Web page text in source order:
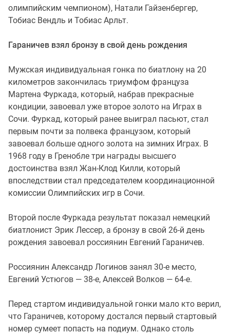
олимпийским чемпионом), Натали Гайзенбергер,
Тобиас Вендль и Тобиас Арльт.
Гараничев взял бронзу в свой день рождения
Мужская индивидуальная гонка по биатлону на 20
километров закончилась триумфом француза
Мартена Фуркада, который, набрав прекрасные
кондиции, завоевал уже второе золото на Играх в
Сочи. Фуркад, который ранее выиграл пасьют, стал
первым почти за полвека французом, который
завоевал больше одного золота на зимних Играх. В
1968 году в Гренобле три награды высшего
достоинства взял Жан-Клод Килли, который
впоследствии стал председателем координационной
комиссии Олимпийских игр в Сочи.
Второй после Фуркада результат показал немецкий
биатлонист Эрик Лессер, а бронзу в свой 26-й день
рождения завоевал россиянин Евгений Гараничев.
Россиянин Александр Логинов занял 30-е место,
Евгений Устюгов — 38-е, Алексей Волков — 64-е.
Перед стартом индивидуальной гонки мало кто верил,
что Гараничев, которому достался первый стартовый
номер сумеет попасть на подиум. Однако столь